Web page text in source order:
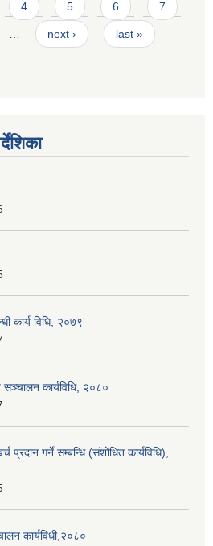
4 5 6 7
next › last »
कार्य विधि, २०७९
सञ्चालन कार्यविधि, २०८०
प्रदान गर्ने सम्बन्धि (संशोधित कार्यविधि),
कार्यविधी,२०८०